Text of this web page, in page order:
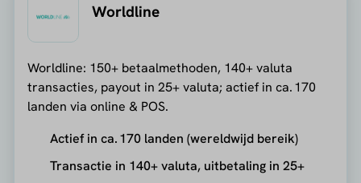
Worldline
Worldline: 150+ betaalmethoden, 140+ valuta
transacties, payout in 25+ valuta; actief in ca. 170
landen via online & POS.
Actief in ca. 170 landen (wereldwijd bereik)
Transactie in 140+ valuta, uitbetaling in 25+